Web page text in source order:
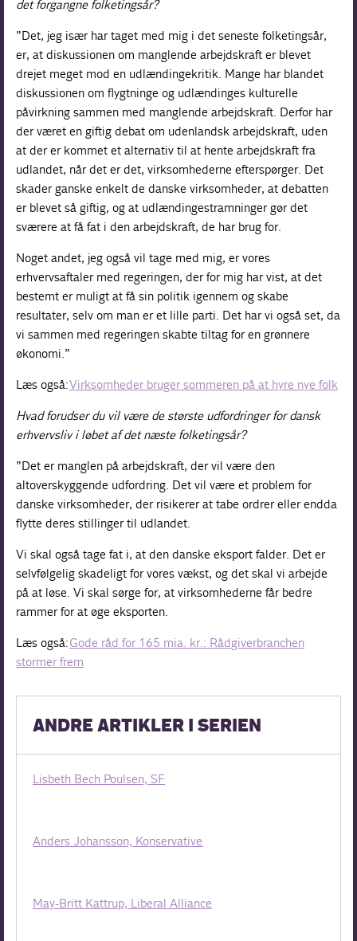
det forgangne folketingsår?
”Det, jeg især har taget med mig i det seneste folketingsår,
er, at diskussionen om manglende arbejdskraft er blevet
drejet meget mod en udlændingekritik. Mange har blandet
diskussionen om flygtninge og udlændinges kulturelle
påvirkning sammen med manglende arbejdskraft. Derfor har
der været en giftig debat om udenlandsk arbejdskraft, uden
at der er kommet et alternativ til at hente arbejdskraft fra
udlandet, når det er det, virksomhederne efterspørger. Det
skader ganske enkelt de danske virksomheder, at debatten
er blevet så giftig, og at udlændingestramninger gør det
sværere at få fat i den arbejdskraft, de har brug for.
Noget andet, jeg også vil tage med mig, er vores
erhvervsaftaler med regeringen, der for mig har vist, at det
bestemt er muligt at få sin politik igennem og skabe
resultater, selv om man er et lille parti. Det har vi også set, da
vi sammen med regeringen skabte tiltag for en grønnere
økonomi.”
Læs også:Virksomheder bruger sommeren på at hyre nye folk
Hvad forudser du vil være de største udfordringer for dansk
erhvervsliv i løbet af det næste folketingsår?
”Det er manglen på arbejdskraft, der vil være den
altoverskyggende udfordring. Det vil være et problem for
danske virksomheder, der risikerer at tabe ordrer eller endda
flytte deres stillinger til udlandet.
Vi skal også tage fat i, at den danske eksport falder. Det er
selvfølgelig skadeligt for vores vækst, og det skal vi arbejde
på at løse. Vi skal sørge for, at virksomhederne får bedre
rammer for at øge eksporten.
Læs også:Gode råd for 165 mia. kr.: Rådgiverbranchen
stormer frem
ANDRE ARTIKLER I SERIEN
Lisbeth Bech Poulsen, SF
Anders Johansson, Konservative
May-Britt Kattrup, Liberal Alliance